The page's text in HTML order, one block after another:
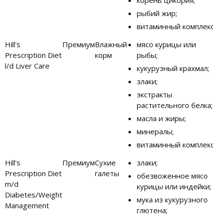
рыбий жир;
витаминный комплекс.
Hill's
Prescription Diet
l/d Liver Care
ПремиумВлажный
корм
мясо курицы или
рыбы;
кукурузный крахмал;
злаки;
экстракты
растительного белка;
масла и жиры;
минералы;
витаминный комплекс.
Hill's
Prescription Diet
m/d
Diabetes/Weight
Management
ПремиумСухие
галеты
злаки;
обезвоженное мясо
курицы или индейки;
мука из кукурузного
глютена;